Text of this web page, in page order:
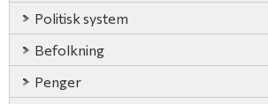
Politisk system
Befolkning
Penger